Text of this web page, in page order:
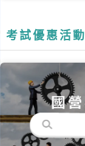
考試優惠活動